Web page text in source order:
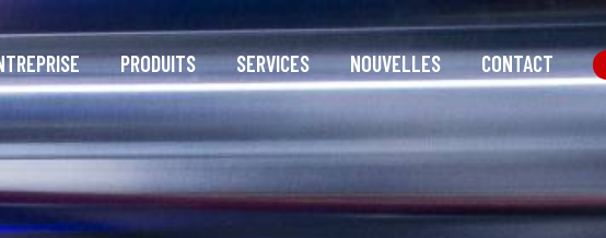
PRODUITS SERVICES NOUVELLES CONTACT